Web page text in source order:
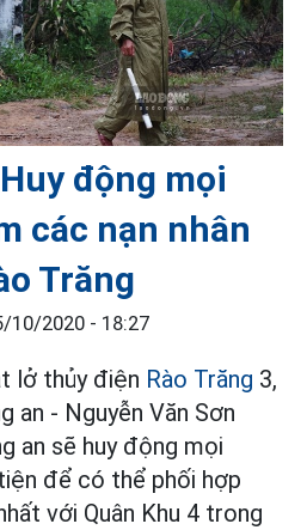
động mọi
các nạn nhân
Trăng
10/2020 - 18:27
lở thủy điện Rào Trăng 3,
an - Nguyễn Văn Sơn
an sẽ huy động mọi
để có thể phối hợp
với Quân Khu 4 trong